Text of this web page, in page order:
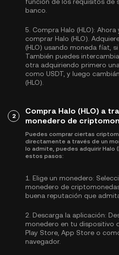
banco.
5. Compra Halo (HLO): Ahora
comprar Halo (HLO).
(HLO) usando moneda fíat,
También puedes
otra adquiriendo primero
como USDT , y luego
(HLO).
2
Compra Halo (HLO) a
monedero de
Puedes comprar ciertas
directamente a través de un
lo admite, puedes adquirir Halo
estos pasos:
1. Elige un monedero:
monedero de
buena reputación que admita
2. Descarga la aplicación:
monedero en tu dispositivo
Play Store, App Store o
navegador.